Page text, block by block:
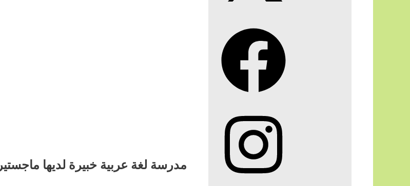
مدرسة لغة عربية خبيرة لديها ماجستير
Facebook
Instagram